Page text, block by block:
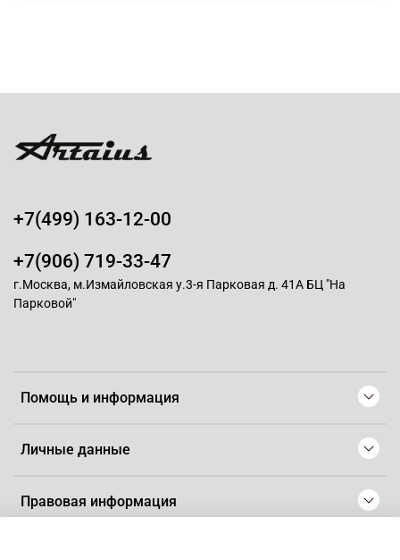
Помощь и информация
Личные данные
Правовая информация
+7(499) 163-12-00
+7(906) 719-33-47
г.Москва, м.Измайловская у.3-я Парковая д. 41А БЦ "На
Парковой"